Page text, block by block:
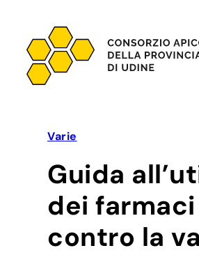
contenuto
Varie
Guida
dei farmaci
contro la